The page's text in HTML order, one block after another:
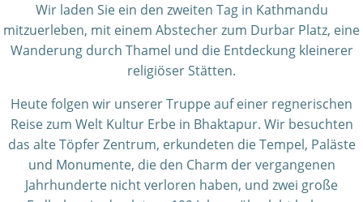
Wir laden Sie ein den zweiten Tag in Kathmandu
mitzuerleben, mit einem Abstecher zum Durbar Platz, eine
Wanderung durch Thamel und die Entdeckung kleinerer
religiöser Stätten.
Heute folgen wir unserer Truppe auf einer regnerischen
Reise zum Welt Kultur Erbe in Bhaktapur. Wir besuchten
das alte Töpfer Zentrum, erkundeten die Tempel, Paläste
und Monumente, die den Charm der vergangenen
Jahrhunderte nicht verloren haben, und zwei große